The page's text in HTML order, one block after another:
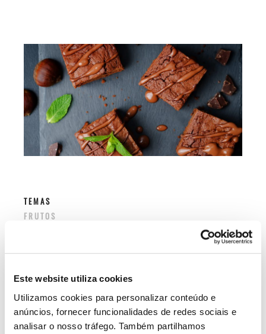
Este website utiliza cookies
Utilizamos cookies para personalizar conteúdo e
anúncios, fornecer funcionalidades de redes sociais e
analisar o nosso tráfego. Também partilhamos
TEMAS
FRUTOS
Relacionados